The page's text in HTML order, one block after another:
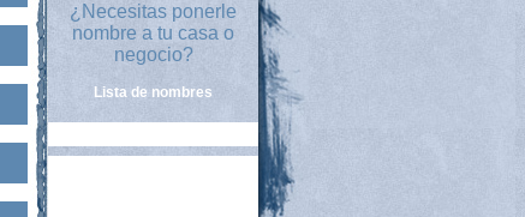
¿Necesitas ponerle
nombre a tu casa o
negocio?
Lista de nombres